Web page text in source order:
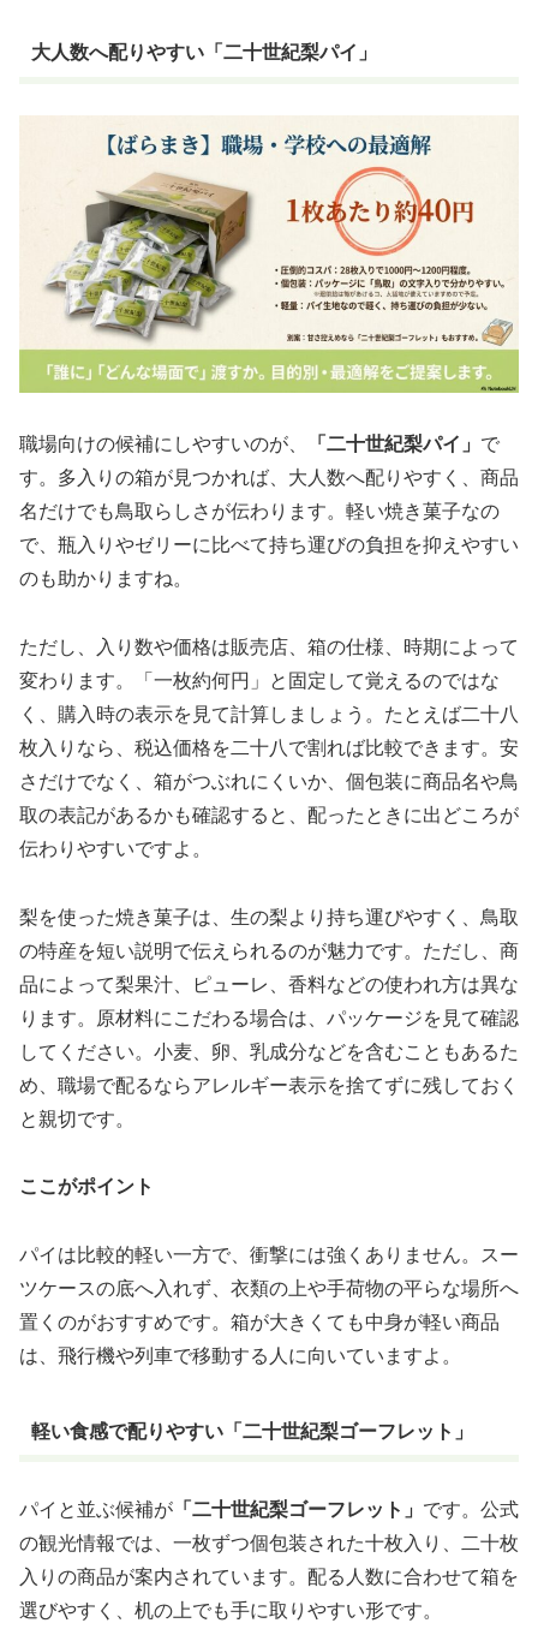
大人数へ配りやすい「二十世紀梨パイ」
職場向けの候補にしやすいのが、 「二十世紀梨パイ」 で
す。多入りの箱が見つかれば、大人数へ配りやすく、商品
名だけでも鳥取らしさが伝わります。軽い焼き菓子なの
で、瓶入りやゼリーに比べて持ち運びの負担を抑えやすい
のも助かりますね。
ただし、入り数や価格は販売店、箱の仕様、時期によって
変わります。「一枚約何円」と固定して覚えるのではな
く、購入時の表示を見て計算しましょう。たとえば二十八
枚入りなら、税込価格を二十八で割れば比較できます。安
さだけでなく、箱がつぶれにくいか、個包装に商品名や鳥
取の表記があるかも確認すると、配ったときに出どころが
伝わりやすいですよ。
梨を使った焼き菓子は、生の梨より持ち運びやすく、鳥取
の特産を短い説明で伝えられるのが魅力です。ただし、商
品によって梨果汁、ピューレ、香料などの使われ方は異な
ります。原材料にこだわる場合は、パッケージを見て確認
してください。小麦、卵、乳成分などを含むこともあるた
め、職場で配るならアレルギー表示を捨てずに残しておく
と親切です。
ここがポイント
パイは比較的軽い一方で、衝撃には強くありません。スー
ツケースの底へ入れず、衣類の上や手荷物の平らな場所へ
置くのがおすすめです。箱が大きくても中身が軽い商品
は、飛行機や列車で移動する人に向いていますよ。
軽い食感で配りやすい「二十世紀梨ゴーフレット」
パイと並ぶ候補が 「二十世紀梨ゴーフレット」 です。公式
の観光情報では、一枚ずつ個包装された十枚入り、二十枚
入りの商品が案内されています。配る人数に合わせて箱を
選びやすく、机の上でも手に取りやすい形です。